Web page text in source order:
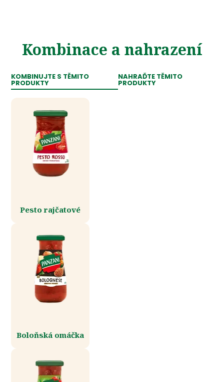
Kombinace a nahrazení
KOMBINUJTE S TĚMITO
PRODUKTY
NAHRAĎTE TĚMITO
PRODUKTY
Pesto rajčatové
Boloňská omáčka